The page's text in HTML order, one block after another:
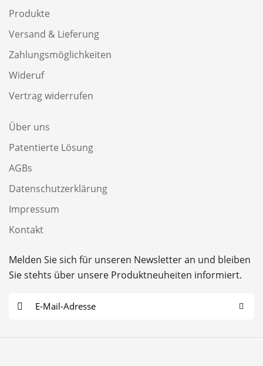
Produkte
Versand & Lieferung
Zahlungsmöglichkeiten
Wideruf
Vertrag widerrufen
Über uns
Patentierte Lösung
AGBs
Datenschutzerklärung
Impressum
Kontakt
Melden Sie sich für unseren Newsletter an und bleiben
Sie stehts über unsere Produktneuheiten informiert.